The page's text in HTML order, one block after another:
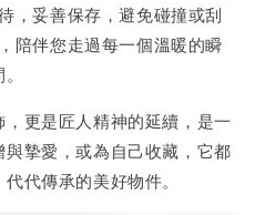
，妥善保存，避免碰撞或刮
陪伴您走過每一個溫暖的瞬
更是匠人精神的延續，是一
摯愛，或為自己收藏，它都
代傳承的美好物件。